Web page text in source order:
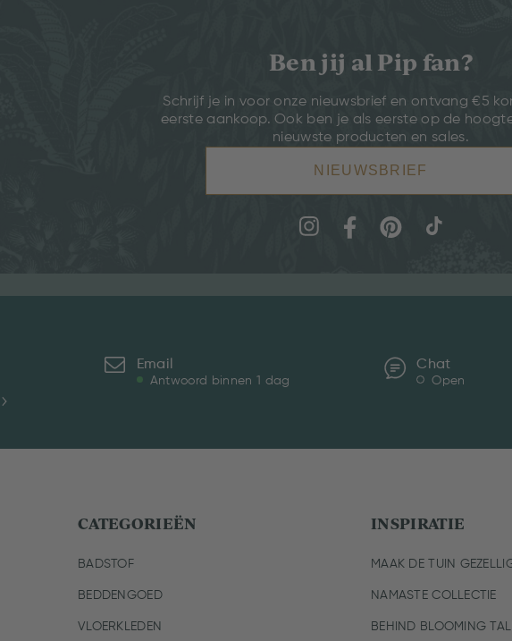
Ben jij al Pip fan?
Schrijf je in voor onze nieuwsbrief en ontvang €5
eerste aankoop. Ook ben je als eerste op de
nieuwste producten en sales.
NIEUWSBRIEF
Email
Antwoord binnen 1 dag
Chat
Open
CATEGORIEËN
BADSTOF
BEDDENGOED
VLOERKLEDEN
INSPIRATIE
MAAK DE TUIN
NAMASTE COLLECTIE
BEHIND BLOOMING